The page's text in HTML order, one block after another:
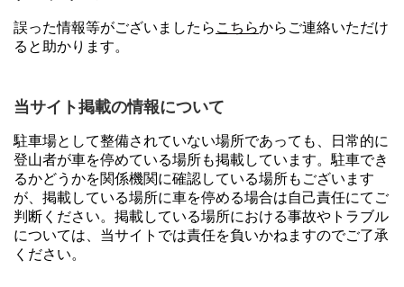
誤った情報等がございましたら こちらからご連絡いただけ
ると助かります。
当サイト掲載の情報について
駐車場として整備されていない場所であっても、日常的に
登山者が車を停めている場所も掲載しています。駐車でき
るかどうかを関係機関に確認している場所もございます
が、掲載している場所に車を停める場合は自己責任にてご
判断ください。掲載している場所における事故やトラブル
については、当サイトでは責任を負いかねますのでご了承
ください。